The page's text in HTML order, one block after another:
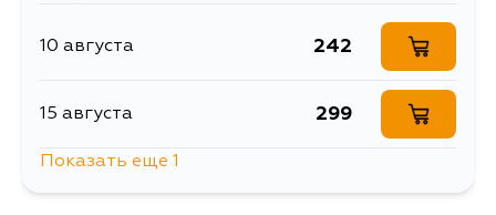
10 августа 242
15 августа 299
Показать еще 1